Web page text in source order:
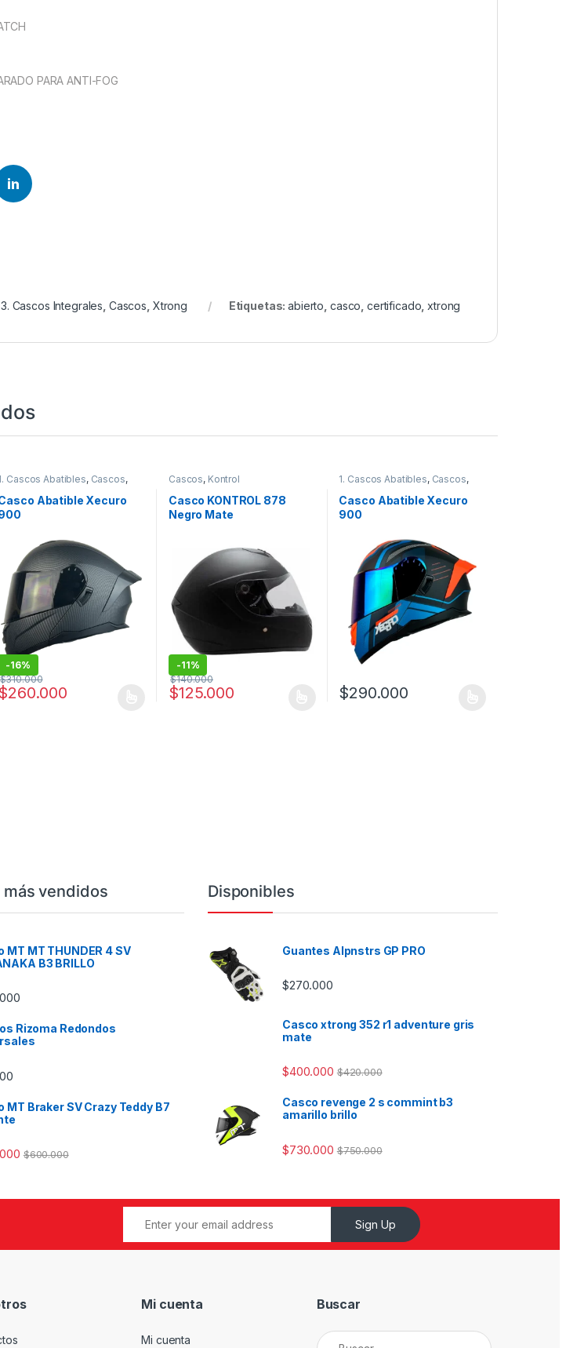
PARA ANTI-FOG
3. Cascos Integrales Cascos Xtrong Etiquetas:abierto casco certificado ,xtrong
Cascos Abatibles, Cascos,
Abatible Xecuro
-16%
260.000
$310.000
Cascos, Kontrol
Casco KONTROL 878
Negro Mate
-11%
$125.000
$140.000
1. Cascos Abatibles, Cascos,
Casco Abatible Xecuro
900
$290.000
vendidos
MT MT THUNDER 4 SV
B3 BRILLO
Rizoma Redondos
MT Braker SV Crazy Teddy B7
$600.000
Disponibles
Guantes Alpnstrs GP PRO
$270.000
Casco xtrong 352 r1 adventure gris
mate
$400.000 $420.000
Casco revenge 2 s commint b3
amarillo brillo
$730.000 $750.000
Sign Up
Mi cuenta
Mi cuenta
Buscar
Buscar: